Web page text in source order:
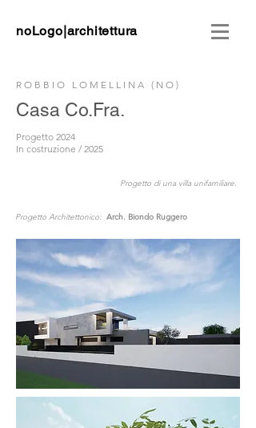
noLogo|architettura
ROBBIO LOMELLINA (NO)
Casa Co.Fra.
Progetto 2024
In costruzione / 2025
Progetto di una villa unifamiliare.
Progetto Architettonico: Arch. Biondo Ruggero